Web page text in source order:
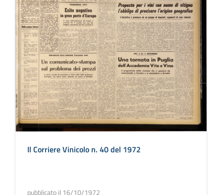
Il Corriere Vinicolo n. 40 del 1972
pubblicato il 16/10/1972